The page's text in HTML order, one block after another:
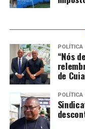
Desconfiar
Verificar se o
nome da
Procurar
verificados;
Entrar em
de efetuar
POLÍTICA
“Nós
de
POLÍTICA